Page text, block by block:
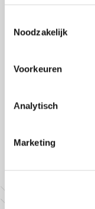
Noodzakelijk
Voorkeuren
Analytisch
Marketing